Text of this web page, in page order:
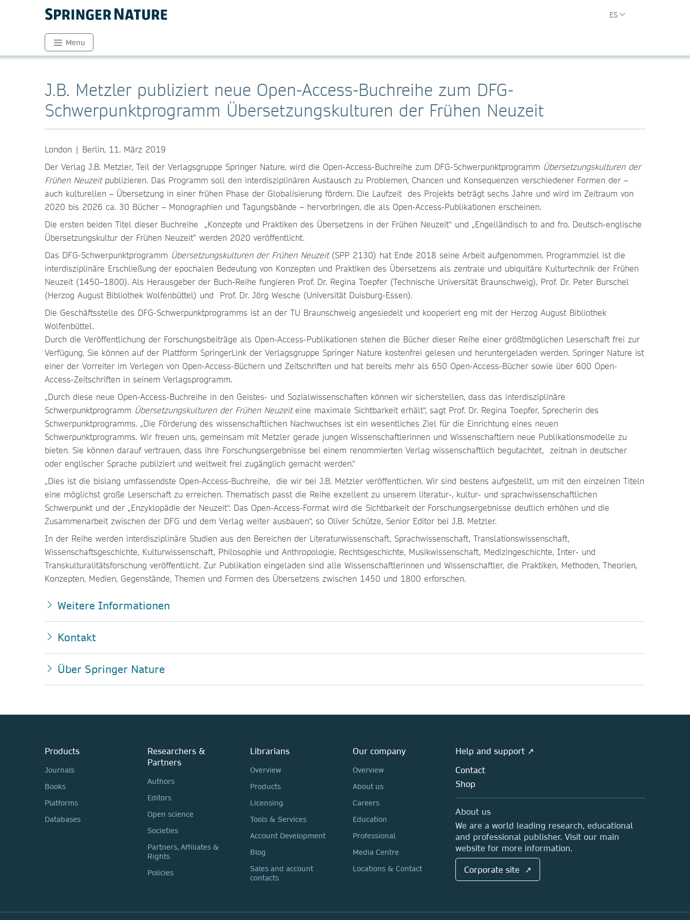
ES
Menu
J.B. Metzler publiziert neue Open-Access-Buchreihe zum DFG-
Schwerpunktprogramm Übersetzungskulturen der Frühen Neuzeit
London | Berlin, 11. März 2019
Der Verlag J.B. Metzler, Teil der Verlagsgruppe Springer Nature, wird die Open-Access-Buchreihe zum DFG-Schwerpunktprogramm Übersetzungskulturen der
Frühen Neuzeitpublizieren. Das Programm soll den interdisziplinären Austausch zu Problemen, Chancen und Konsequenzen verschiedener Formen der –
auch kulturellen – Übersetzung in einer frühen Phase der Globalisierung fördern. Die Laufzeit des Projekts beträgt sechs Jahre und wird im Zeitraum von
2020 bis 2026 ca. 30 Bücher – Monographien und Tagungsbände – hervorbringen, die als Open-Access-Publikationen erscheinen.
Die ersten beiden Titel dieser Buchreihe „Konzepte und Praktiken des Übersetzens in der Frühen Neuzeit“ und „Engelländisch to and fro. Deutsch-englische
Übersetzungskultur der Frühen Neuzeit” werden 2020 veröffentlicht.
Das DFG-Schwerpunktprogramm Übersetzungskulturen der Frühen Neuzeit(SPP 2130) hat Ende 2018 seine Arbeit aufgenommen. Programmziel ist die
interdisziplinäre Erschließung der epochalen Bedeutung von Konzepten und Praktiken des Übersetzens als zentrale und ubiquitäre Kulturtechnik der Frühen
Neuzeit (1450–1800). Als Herausgeber der Buch-Reihe fungieren Prof. Dr. Regina Toepfer (Technische Universität Braunschweig), Prof. Dr. Peter Burschel
(Herzog August Bibliothek Wolfenbüttel) und Prof. Dr. Jörg Wesche (Universität Duisburg-Essen).
Die Geschäftsstelle des DFG-Schwerpunktprogramms ist an der TU Braunschweig angesiedelt und kooperiert eng mit der Herzog August Bibliothek
Wolfenbüttel.
Durch die Veröffentlichung der Forschungsbeiträge als Open-Access-Publikationen stehen die Bücher dieser Reihe einer größtmöglichen Leserschaft frei zur
Verfügung. Sie können auf der Plattform SpringerLink der Verlagsgruppe Springer Nature kostenfrei gelesen und heruntergeladen werden. Springer Nature ist
einer der Vorreiter im Verlegen von Open-Access-Büchern und Zeitschriften und hat bereits mehr als 650 Open-Access-Bücher sowie über 600 Open-
Access-Zeitschriften in seinem Verlagsprogramm.
„Durch diese neue Open-Access-Buchreihe in den Geistes- und Sozialwissenschaften können wir sicherstellen, dass das interdisziplinäre
Schwerpunktprogramm Übersetzungskulturen der Frühen Neuzeiteine maximale Sichtbarkeit erhält“, sagt Prof. Dr. Regina Toepfer, Sprecherin des
Schwerpunktprogramms. „Die Förderung des wissenschaftlichen Nachwuchses ist ein wesentliches Ziel für die Einrichtung eines neuen
Schwerpunktprogramms. Wir freuen uns, gemeinsam mit Metzler gerade jungen Wissenschaftlerinnen und Wissenschaftlern neue Publikationsmodelle zu
bieten. Sie können darauf vertrauen, dass ihre Forschungsergebnisse bei einem renommierten Verlag wissenschaftlich begutachtet, zeitnah in deutscher
oder englischer Sprache publiziert und weltweit frei zugänglich gemacht werden.“
„Dies ist die bislang umfassendste Open-Access-Buchreihe, die wir bei J.B. Metzler veröffentlichen. Wir sind bestens aufgestellt, um mit den einzelnen Titeln
eine möglichst große Leserschaft zu erreichen. Thematisch passt die Reihe exzellent zu unserem literatur-, kultur- und sprachwissenschaftlichen
Schwerpunkt und der „Enzyklopädie der Neuzeit“. Das Open-Access-Format wird die Sichtbarkeit der Forschungsergebnisse deutlich erhöhen und die
Zusammenarbeit zwischen der DFG und dem Verlag weiter ausbauen“, so Oliver Schütze, Senior Editor bei J.B. Metzler.
In der Reihe werden interdisziplinäre Studien aus den Bereichen der Literaturwissenschaft, Sprachwissenschaft, Translationswissenschaft,
Wissenschaftsgeschichte, Kulturwissenschaft, Philosophie und Anthropologie, Rechtsgeschichte, Musikwissenschaft, Medizingeschichte, Inter- und
Transkulturalitätsforschung veröffentlicht. Zur Publikation eingeladen sind alle Wissenschaftlerinnen und Wissenschaftler, die Praktiken, Methoden, Theorien,
Konzepten, Medien, Gegenstände, Themen und Formen des Übersetzens zwischen 1450 und 1800 erforschen.
Weitere Informationen
Kontakt
Über Springer Nature
Products
Journals
Books
Platforms
Databases
Researchers &
Partners
Authors
Editors
Open science
Societies
Partners, Affiliates &
Rights
Policies
Librarians
Overview
Products
Licensing
Tools & Services
Account Development
Blog
Sales and account
contacts
Our company
Overview
About us
Careers
Education
Professional
Media Centre
Locations & Contact
Help and support ↗
Contact
Shop
About us
We are a world leading research, educational
and professional publisher. Visit our main
website for more information.
Corporate site ↗